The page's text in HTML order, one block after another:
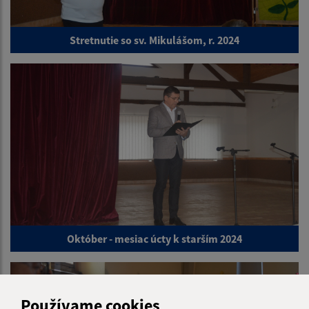
Stretnutie so sv. Mikulášom, r. 2024
Október - mesiac úcty k starším 2024